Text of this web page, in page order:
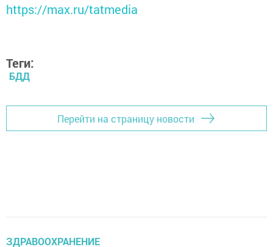
https://max.ru/tatmedia
Теги:
БДД
Перейти на страницу новости
ЗДРАВООХРАНЕНИЕ